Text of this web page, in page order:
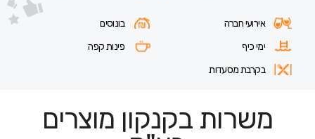
אירועי חברה
בונוסים
ימי כיף
פינות קפה
בקרבת מסעדות
משרות בקנקון מוצרים